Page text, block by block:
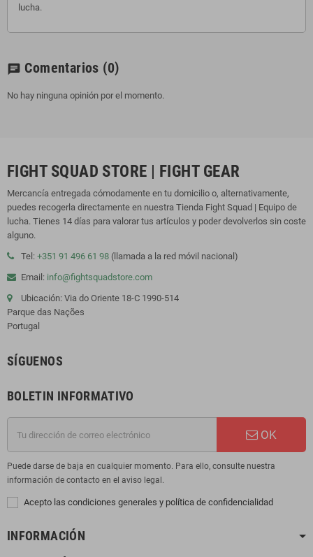
lucha.
chat Comentarios (0)
No hay ninguna opinión por el momento.
FIGHT SQUAD STORE | FIGHT GEAR
Mercancía entregada cómodamente en tu domicilio o, alternativamente,
puedes recogerla directamente en nuestra Tienda Fight Squad | Equipo de
lucha. Tienes 14 días para valorar tus artículos y poder devolverlos sin coste
alguno.
Tel: +351 91 496 61 98 (llamada a la red móvil nacional)
Email: info@fightsquadstore.com
Ubicación: Via do Oriente 18-C 1990-514
Parque das Nações
Portugal
SÍGUENOS
BOLETIN INFORMATIVO
OK
Puede darse de baja en cualquier momento. Para ello, consulte nuestra
información de contacto en el aviso legal.
Acepto las condiciones generales y política de confidencialidad
INFORMACIÓN